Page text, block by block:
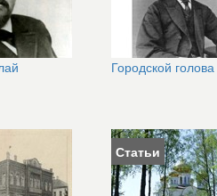
Городской голова
Статьи